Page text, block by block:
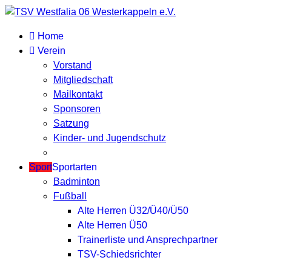
Home
Verein
Vorstand
Mitgliedschaft
Mailkontakt
Sponsoren
Satzung
Kinder- und Jugendschutz
SportSportarten
Badminton
Fußball
Alte Herren Ü32/Ü40/Ü50
Alte Herren Ü50
Trainerliste und Ansprechpartner
TSV-Schiedsrichter